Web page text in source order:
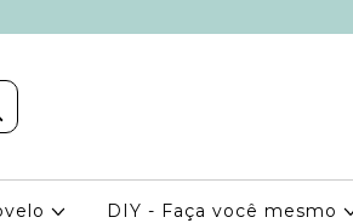
DIY - Faça você mesmo